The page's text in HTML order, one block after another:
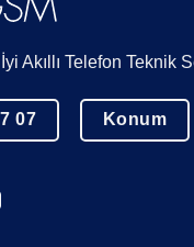
Akıllı Telefon Teknik
07 Konum